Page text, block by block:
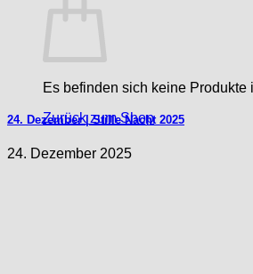
Es befinden sich keine Produkte
Zurück zum Shop
24. Dezember | Stille Nacht 2025
24. Dezember 2025